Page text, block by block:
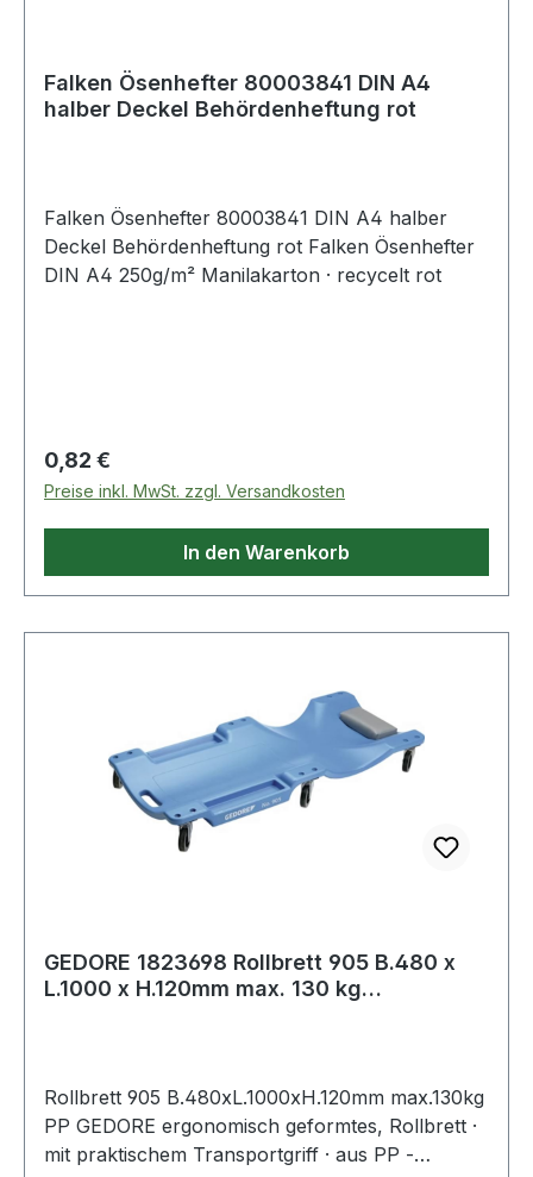
Falken Ösenhefter 80003841 DIN A4
halber Deckel Behördenheftung rot
Falken Ösenhefter 80003841 DIN A4 halber
Deckel Behördenheftung rot Falken Ösenhefter
DIN A4 250g/m² Manilakarton · recycelt rot
Regulärer Preis:
0,82 €
Preise inkl. MwSt. zzgl. Versandkosten
In den Warenkorb
GEDORE 1823698 Rollbrett 905 B.480 x
L.1000 x H.120mm max. 130 kg
Rollbrett 905 B.480xL.1000xH.120mm max.130kg
PP GEDORE ergonomisch geformtes, Rollbrett ·
mit praktischem Transportgriff · aus PP -